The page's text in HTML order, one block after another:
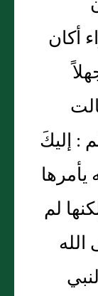
أكان
: إليكَ
لم